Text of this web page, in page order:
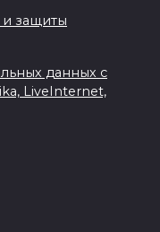
защиты
данных с
LiveInternet,